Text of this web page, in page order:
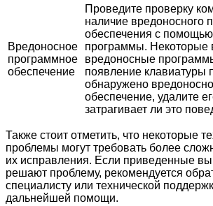
Вредоносное
программное
обеспечение
Проведите проверку
наличие вредоносного
обеспечения с
программы. Некоторые
вредоносные
появление клавиатуры
обнаружено
обеспечение, удалите
затрагивает ли это
Также стоит отметить, что некоторые
проблемы могут требовать более
их исправления. Если приведенные
решают проблему, рекомендуется
специалисту или технической
дальнейшей помощи.